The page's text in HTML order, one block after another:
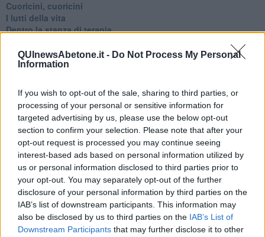
QUInewsAbetone.it - Do Not Process My Personal
Information
If you wish to opt-out of the sale, sharing to third parties, or
processing of your personal or sensitive information for
targeted advertising by us, please use the below opt-out
section to confirm your selection. Please note that after your
opt-out request is processed you may continue seeing
interest-based ads based on personal information utilized by
us or personal information disclosed to third parties prior to
your opt-out. You may separately opt-out of the further
disclosure of your personal information by third parties on the
IAB’s list of downstream participants. This information may
also be disclosed by us to third parties on the IAB’s List of
Downstream Participants that may further disclose it to other
​Cuoricini, cuoricini
I lutti della vita
​Dentro la stanza di terapia
Le cose belle
​Gli stili di attaccamento
​L’importanza dell’assenza della madre
​Prendiamoci un pò meno sul serio
​L’anno che verrà
​Cazzullo e nostre radici
​Come un elefante in soggiorno
​Abbiamo perso tutti
E se le cose non vanno come vorresti?
​Chi sono i genitori elicottero
Come è davvero la terapia
Quando il diritto alla disconnessione non viene accolto
​L’importanza della comunicazione in famiglia
​Il diritto ad essere disconnessi
​Il pensiero dicotomico e la salute mentale